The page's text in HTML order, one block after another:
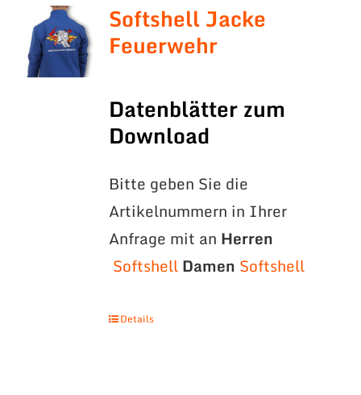
Softshell Jacke
Feuerwehr
Datenblätter zum
Download
Bitte geben Sie die
Artikelnummern in Ihrer
Anfrage mit an Herren
Softshell Damen Softshell
Details